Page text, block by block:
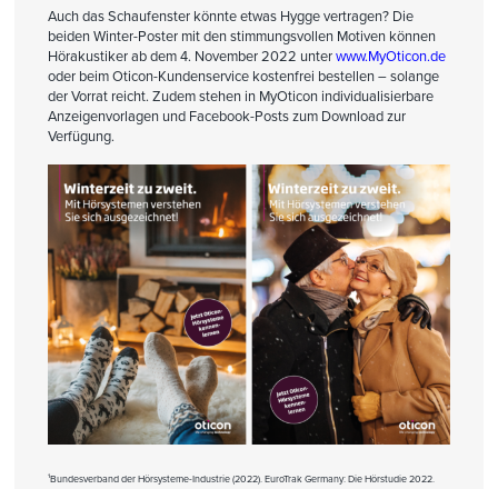
Auch das Schaufenster könnte etwas Hygge vertragen? Die
beiden Winter-Poster mit den stimmungsvollen Motiven können
Hörakustiker ab dem 4. November 2022 unterwww.MyOticon.de
oder beim Oticon-Kundenservice kostenfrei bestellen – solange
der Vorrat reicht. Zudem stehen in MyOticon individualisierbare
Anzeigenvorlagen und Facebook-Posts zum Download zur
Verfügung.
¹Bundesverband der Hörsysteme-Industrie (2022). EuroTrak Germany: Die Hörstudie 2022.